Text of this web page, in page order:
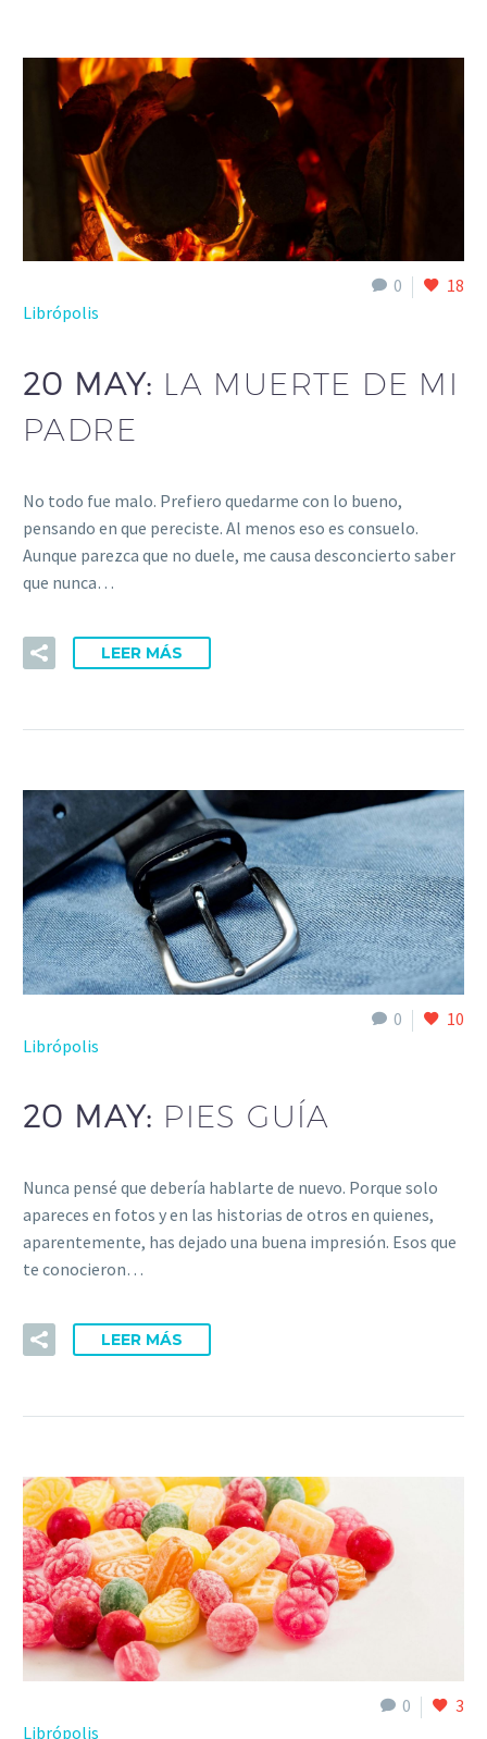
0
18
Librópolis
20 MAY: LA MUERTE DE MI
PADRE
No todo fue malo. Prefiero quedarme con lo bueno,
pensando en que pereciste. Al menos eso es consuelo.
Aunque parezca que no duele, me causa desconcierto saber
que nunca…
LEER MÁS
0
10
Librópolis
20 MAY: PIES GUÍA
Nunca pensé que debería hablarte de nuevo. Porque solo
apareces en fotos y en las historias de otros en quienes,
aparentemente, has dejado una buena impresión. Esos que
te conocieron…
LEER MÁS
0
3
Librópolis